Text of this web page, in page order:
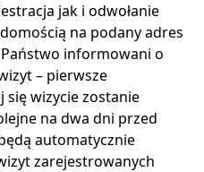
jak i odwołanie
na podany adres
informowani o
– pierwsze
się wizycie zostanie
na dwa dni przed
automatycznie
zarejestrowanych